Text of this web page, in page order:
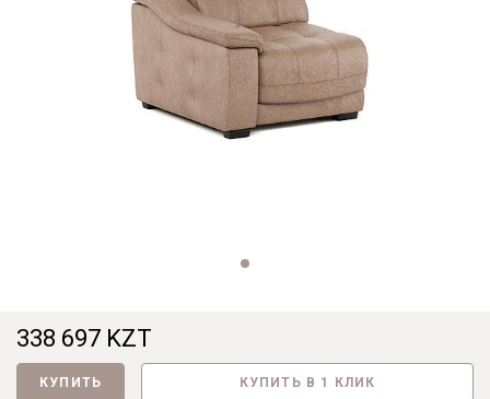
338 697 KZT
КУПИТЬ КУПИТЬ В 1 КЛИК